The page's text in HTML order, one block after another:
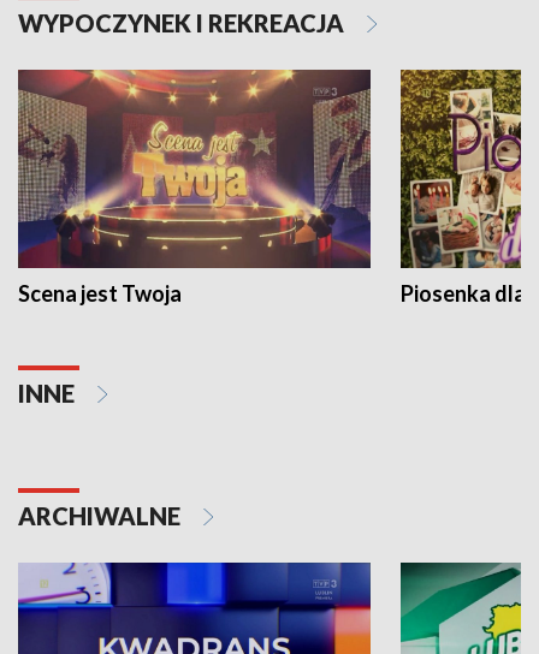
WYPOCZYNEK I REKREACJA
Scena jest Twoja Piosenka dla
INNE
ARCHIWALNE